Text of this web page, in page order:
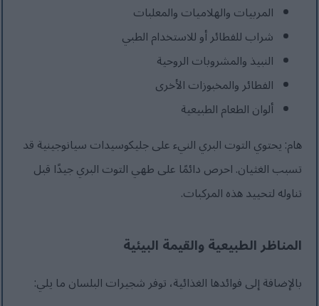
المربيات والهلاميات والمعلبات
شراب للفطائر أو للاستخدام الطبي
النبيذ والمشروبات الروحية
الفطائر والمخبوزات الأخرى
ألوان الطعام الطبيعية
هام: يحتوي التوت البري النيء على جليكوسيدات سيانوجينية قد
تسبب الغثيان. احرص دائمًا على طهي التوت البري جيدًا قبل
تناوله لتحييد هذه المركبات.
المناظر الطبيعية والقيمة البيئية
بالإضافة إلى فوائدها الغذائية، توفر شجيرات البلسان ما يلي: